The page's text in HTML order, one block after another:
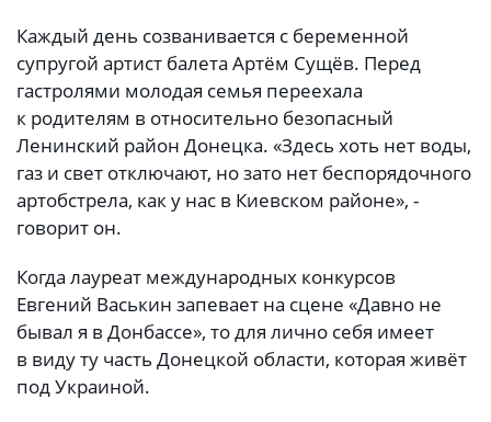
Каждый день созванивается с беременной
супругой артист балета Артём Сущёв. Перед
гастролями молодая семья переехала
к родителям в относительно безопасный
Ленинский район Донецка. «Здесь хоть нет воды,
газ и свет отключают, но зато нет беспорядочного
артобстрела, как у нас в Киевском районе», -
говорит он.
Когда лауреат международных конкурсов
Евгений Васькин запевает на сцене «Давно не
бывал я в Донбассе», то для лично себя имеет
в виду ту часть Донецкой области, которая живёт
под Украиной.